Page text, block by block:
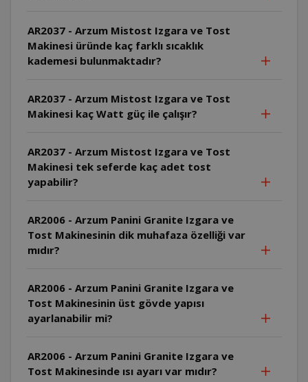
AR2037 - Arzum Mistost Izgara ve Tost
Makinesi üründe kaç farklı sıcaklık
kademesi bulunmaktadır?
AR2037 - Arzum Mistost Izgara ve Tost
Makinesi kaç Watt güç ile çalışır?
AR2037 - Arzum Mistost Izgara ve Tost
Makinesi tek seferde kaç adet tost
yapabilir?
AR2006 - Arzum Panini Granite Izgara ve
Tost Makinesinin dik muhafaza özelliği var
mıdır?
AR2006 - Arzum Panini Granite Izgara ve
Tost Makinesinin üst gövde yapısı
ayarlanabilir mi?
AR2006 - Arzum Panini Granite Izgara ve
Tost Makinesinde ısı ayarı var mıdır?